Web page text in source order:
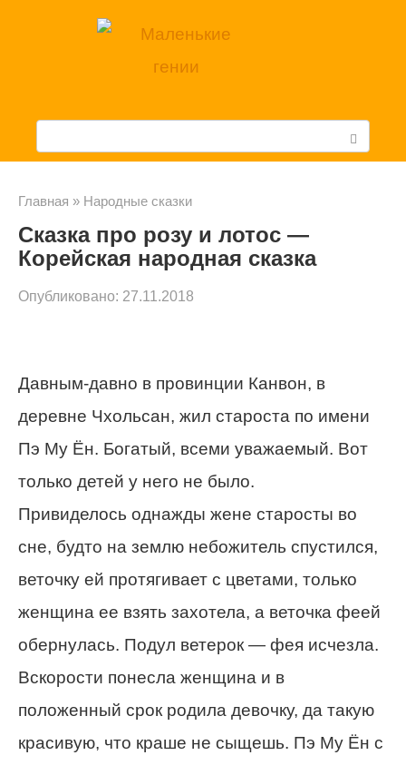
с
к
Главная » Народные сказки
Сказка про розу и лотос —
Корейская народная сказка
Опубликовано: 27.11.2018
Давным-давно в провинции Канвон, в
деревне Чхольсан, жил староста по имени
Пэ Му Ён. Богатый, всеми уважаемый. Вот
только детей у него не было.
Привиделось однажды жене старосты во
сне, будто на землю небожитель спустился,
веточку ей протягивает с цветами, только
женщина ее взять захотела, а веточка феей
обернулась. Подул ветерок — фея исчезла.
Вскорости понесла женщина и в
положенный срок родила девочку, да такую
красивую, что краше не сыщешь. Пэ Му Ён с